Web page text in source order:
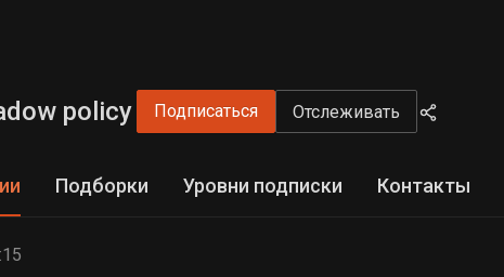
policy Подписаться Отслеживать
Подборки Уровни подписки Контакты